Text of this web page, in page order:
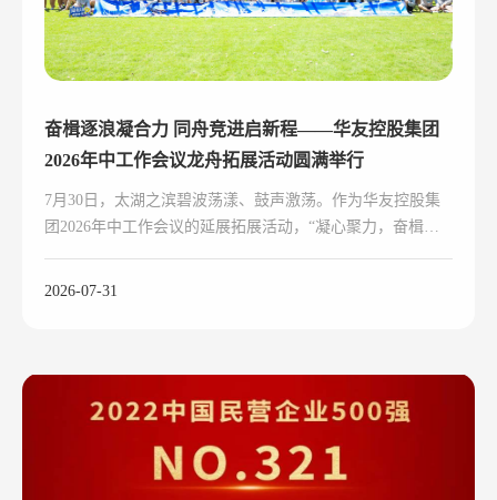
奋楫逐浪凝合力 同舟竞进启新程——华友控股集团
2026年中工作会议龙舟拓展活动圆满举行
7月30日，太湖之滨碧波荡漾、鼓声激荡。作为华友控股集
团2026年中工作会议的延展拓展活动，“凝心聚力，奋楫争
2026-07-31